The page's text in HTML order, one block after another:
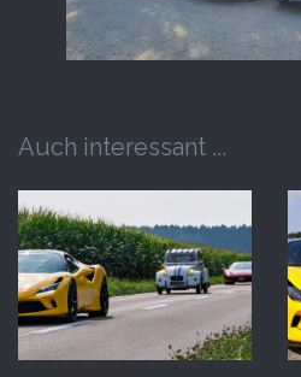
Auch interessant ...